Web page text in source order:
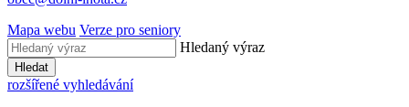
Mapa webu Verze pro seniory
Hledaný výraz
Hledat
rozšířené vyhledávání